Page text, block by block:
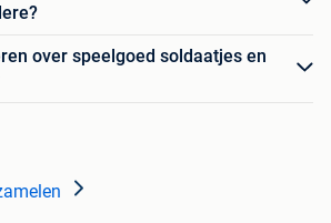
over speelgoed soldaatjes en